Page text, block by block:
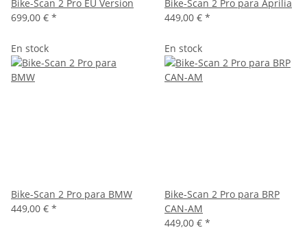
Bike-Scan 2 Pro EU Version
699,00 € *
Bike-Scan 2 Pro para Aprilia
449,00 € *
En stock
Bike-Scan 2 Pro para BMW
449,00 € *
En stock
Bike-Scan 2 Pro para BRP
CAN-AM
449,00 € *